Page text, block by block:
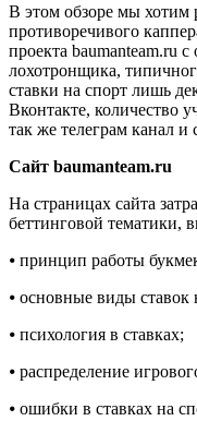
В этом обзоре мы хотим
противоречивого
проекта baumanteam.ru
лохотронщика,
ставки на спорт лишь
Вконтакте, количество
так же телеграм канал и
Сайт baumanteam.ru
На страницах сайта
беттинговой тематики,
⦁ принцип работы
⦁ основные виды ставок
⦁ психология в ставках;
⦁ распределение
⦁ ошибки в ставках на